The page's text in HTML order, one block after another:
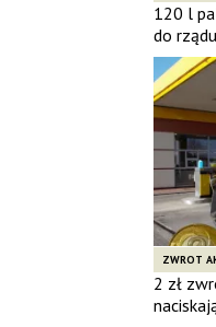
120 l
do rządu
ZWROT
2 zł